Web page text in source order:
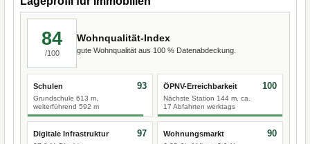
84
/100
Wohnqualität-Index
gute Wohnqualität aus 100 % Datenabdeckung.
Schulen
Grundschule 613 m,
weiterführend 592 m
93 ÖPNV-Erreichbarkeit
Nächste Station 144 m, ca.
17 Abfahrten werktags
100
Digitale Infrastruktur 97 Wohnungsmarkt 90